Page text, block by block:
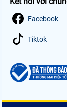
Facebook
Tiktok